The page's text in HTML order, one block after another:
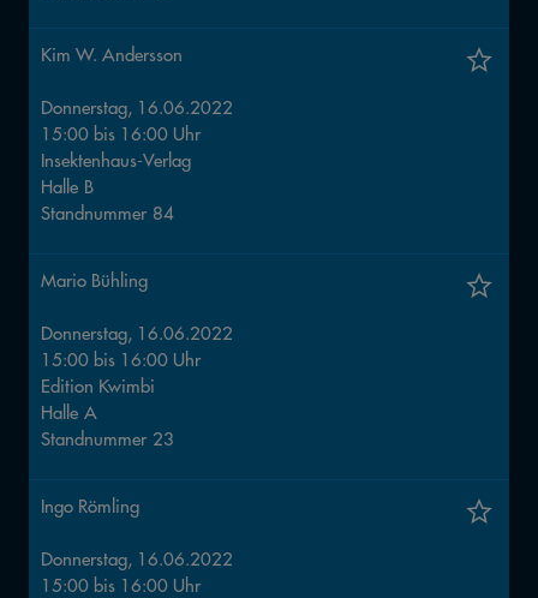
Kim W. Andersson
Donnerstag, 16.06.2022
15:00 bis 16:00 Uhr
Insektenhaus-Verlag
Halle B
Standnummer 84
Mario Bühling
Donnerstag, 16.06.2022
15:00 bis 16:00 Uhr
Edition Kwimbi
Halle A
Standnummer 23
Ingo Römling
Donnerstag, 16.06.2022
15:00 bis 16:00 Uhr